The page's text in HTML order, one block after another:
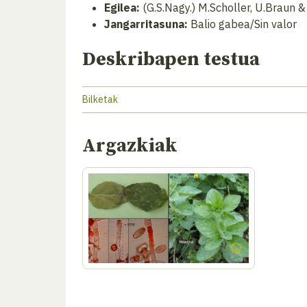
Egilea: (G.S.Nagy.) M.Scholler, U.Braun
Jangarritasuna: Balio gabea/Sin valor
Deskribapen testua
Bilketak
Argazkiak